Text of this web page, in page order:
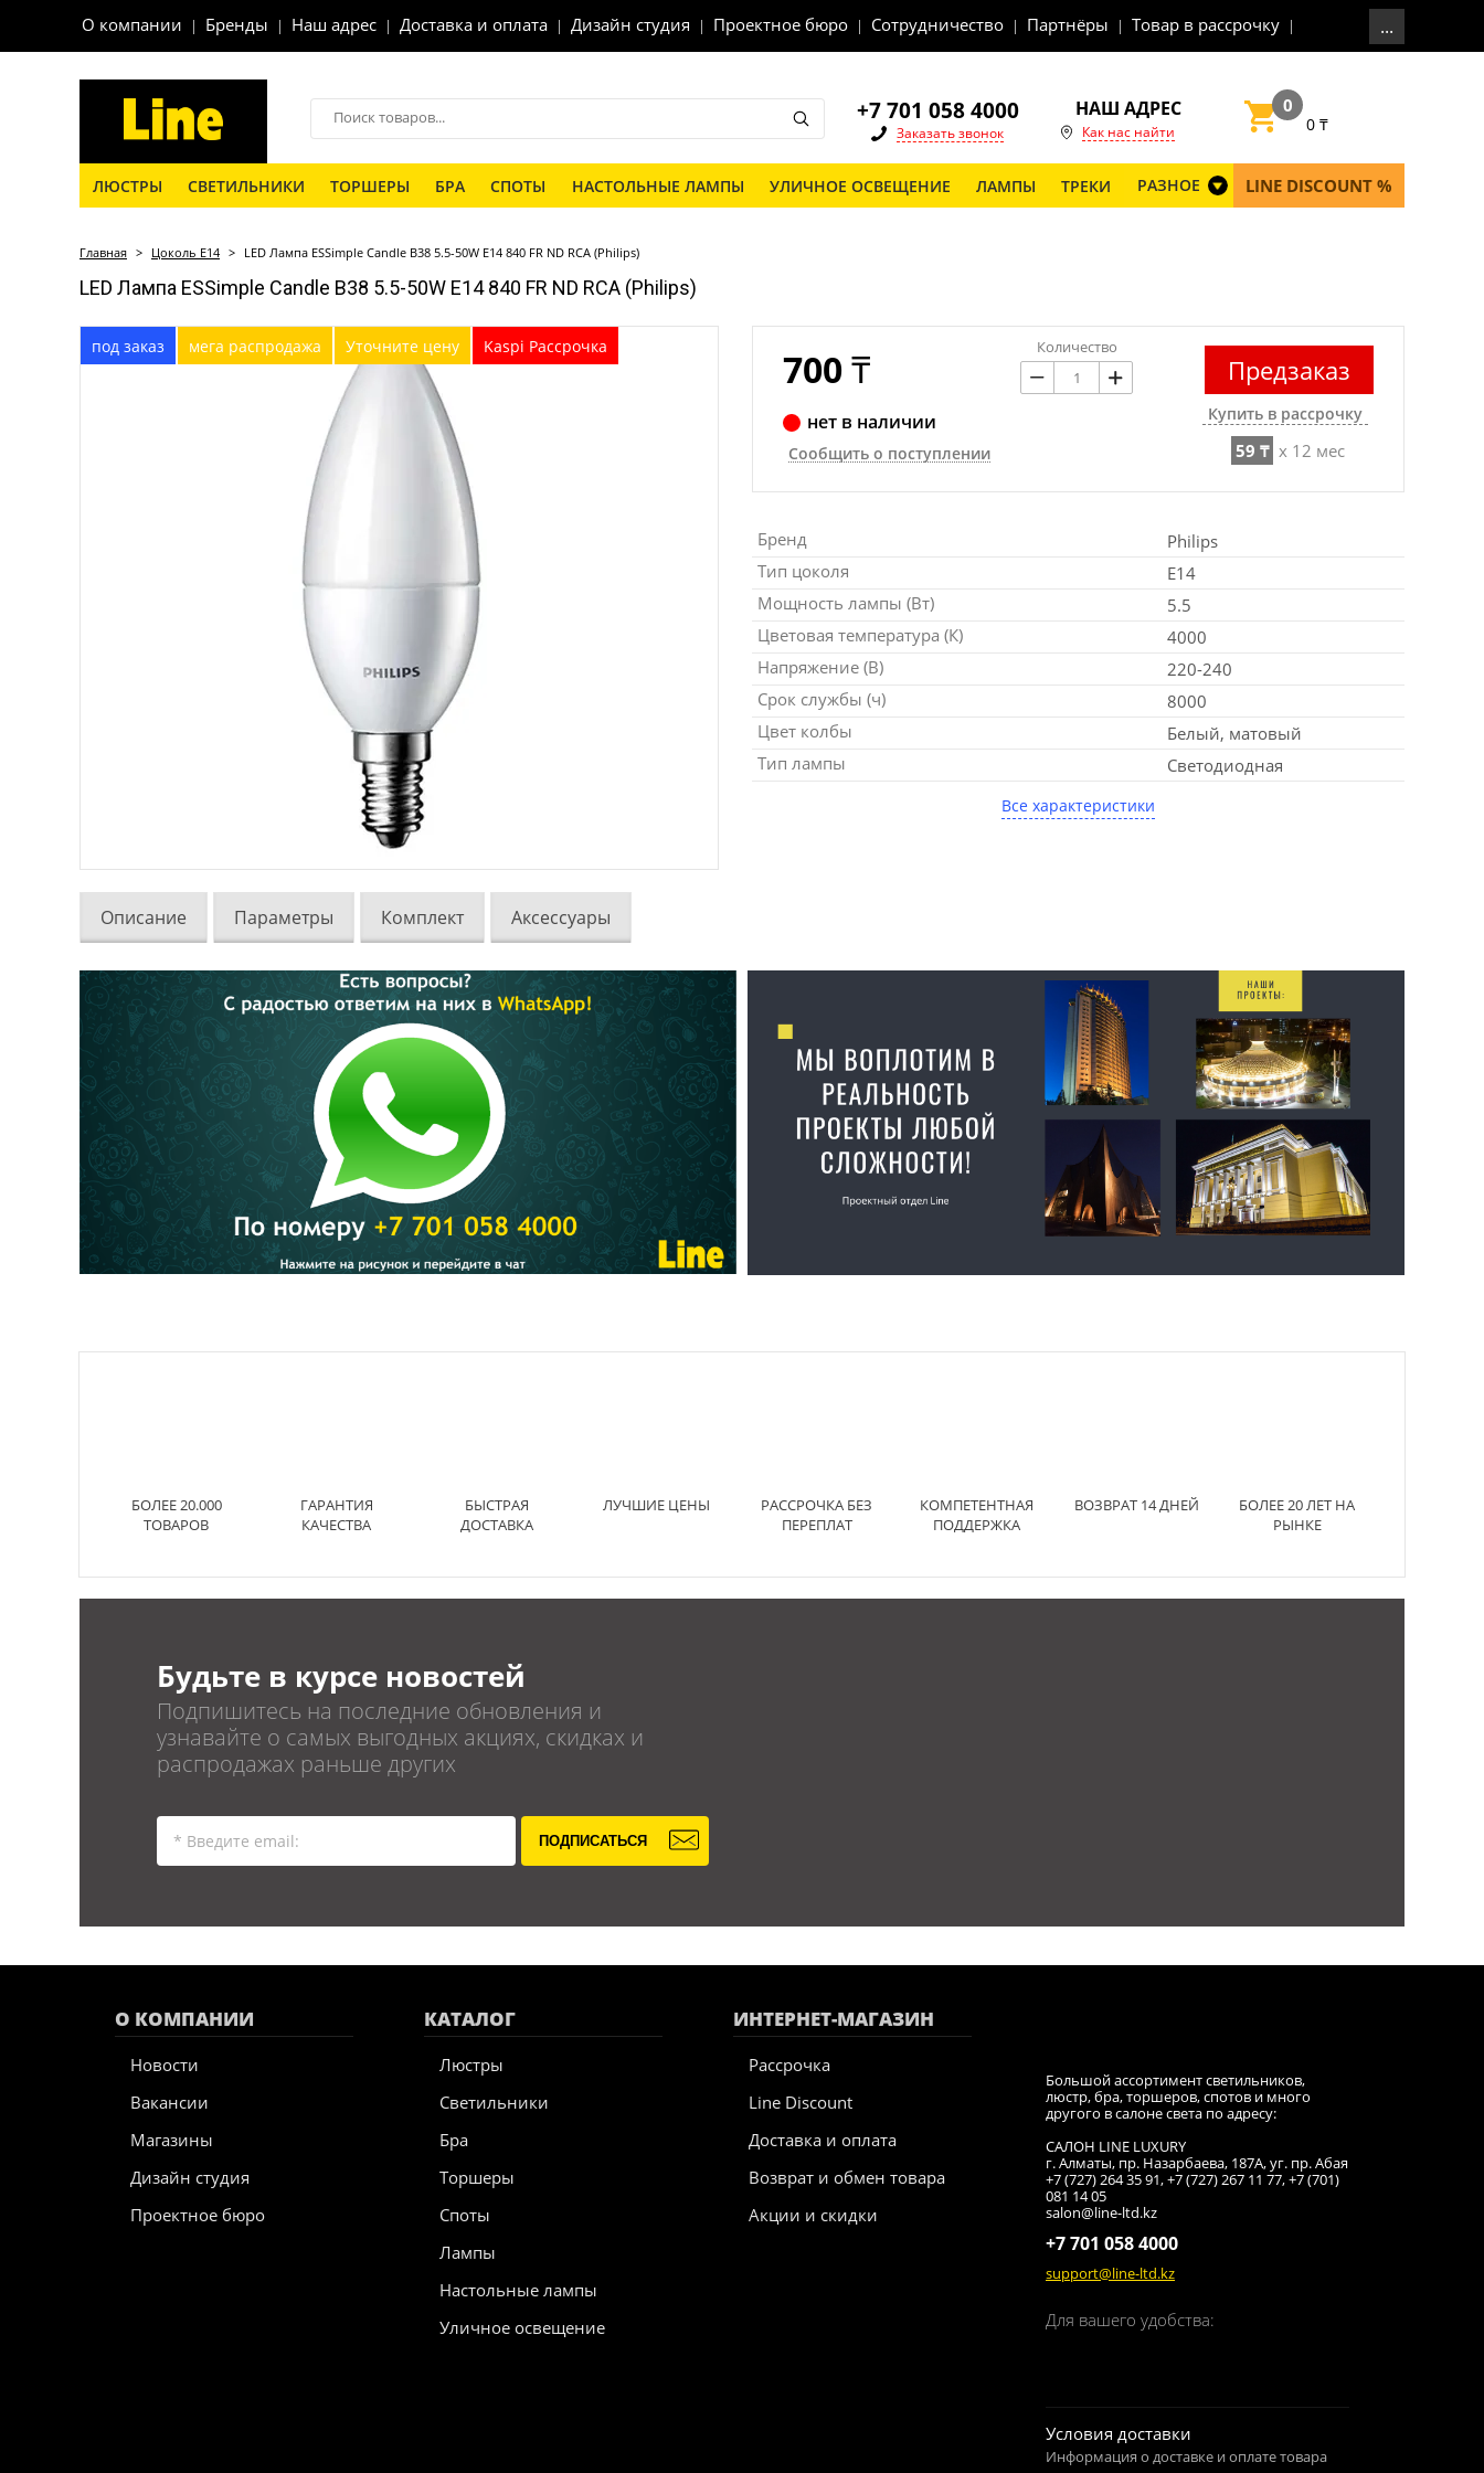
О компании Бренды Наш адрес Доставка и оплата Дизайн студия Проектное бюро Сотрудничество Партнёры Товар в рассрочку ...
+7 701 058 4000
Заказать звонок
НАШ АДРЕС
Как нас найти
0
0 ₸
ЛЮСТРЫ СВЕТИЛЬНИКИ ТОРШЕРЫ БРА СПОТЫ НАСТОЛЬНЫЕ ЛАМПЫ УЛИЧНОЕ ОСВЕЩЕНИЕ ЛАМПЫ ТРЕКИ РАЗНОЕ LINE DISCOUNT %
Главная > Цоколь Е14 > LED Лампа ESSimple Candle B38 5.5-50W E14 840 FR ND RCA (Philips)
LED Лампа ESSimple Candle B38 5.5-50W E14 840 FR ND RCA (Philips)
под заказ мега распродажа Уточните цену Kaspi Рассрочка 700₸ Количество
Предзаказ
нет в наличии
Сообщить о поступлении
Купить в рассрочку
59 ₸ x 12 мес
Бренд
Philips
Тип цоколя
E14
Мощность лампы (Вт)
5.5
Цветовая температура (К)
4000
Напряжение (В)
220-240
Срок службы (ч)
8000
Цвет колбы
Белый, матовый
Тип лампы
Светодиодная
Все характеристики
Описание Параметры Комплект Аксессуары
БОЛЕЕ 20.000
ТОВАРОВ
ГАРАНТИЯ
КАЧЕСТВА
БЫСТРАЯ
ДОСТАВКА
ЛУЧШИЕ ЦЕНЫ
РАССРОЧКА БЕЗ
ПЕРЕПЛАТ
КОМПЕТЕНТНАЯ
ПОДДЕРЖКА
ВОЗВРАТ 14 ДНЕЙ
БОЛЕЕ 20 ЛЕТ НА
РЫНКЕ
Будьте в курсе новостей
Подпишитесь на последние обновления и
узнавайте о самых выгодных акциях, скидках и
распродажах раньше других
ПОДПИСАТЬСЯ
О КОМПАНИИ
Новости
Вакансии
Магазины
Дизайн студия
Проектное бюро
КАТАЛОГ
Люстры
Светильники
Бра
Торшеры
Споты
Лампы
Настольные лампы
Уличное освещение
ИНТЕРНЕТ-МАГАЗИН
Рассрочка
Line Discount
Доставка и оплата
Возврат и обмен товара
Акции и скидки
Большой ассортимент светильников,
люстр, бра, торшеров, спотов и много
другого в салоне света по адресу:
САЛОН LINE LUXURY
г. Алматы, пр. Назарбаева, 187A, уг. пр. Абая
+7 (727) 264 35 91, +7 (727) 267 11 77, +7 (701)
081 14 05
salon@line-ltd.kz
+7 701 058 4000
support@line-ltd.kz
Для вашего удобства:
Условия доставки
Информация о доставке и оплате товара